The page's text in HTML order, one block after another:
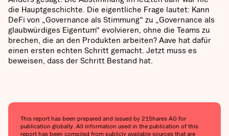
die Hauptgeschichte. Die eigentliche Frage lautet: Kann
DeFi von „Governance als Stimmung“ zu „Governance als
glaubwürdiges Eigentum“ evolvieren, ohne die Teams zu
brechen, die an den Produkten arbeiten? Aave hat dafür
einen ersten echten Schritt gemacht. Jetzt muss es
beweisen, dass der Schritt Bestand hat.
This report has been prepared and issued by 21Shares AG for
publication globally. All information used in the publication of this
report has been compiled from publicly available sources that are